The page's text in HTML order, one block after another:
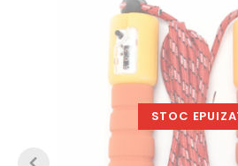
STOC